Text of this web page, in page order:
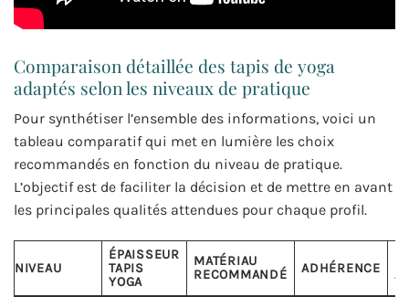
Comparaison détaillée des tapis de yoga
adaptés selon les niveaux de pratique
Pour synthétiser l’ensemble des informations, voici un
tableau comparatif qui met en lumière les choix
recommandés en fonction du niveau de pratique.
L’objectif est de faciliter la décision et de mettre en avant
les principales qualités attendues pour chaque profil.
NIVEAU
ÉPAISSEUR
TAPIS
YOGA
MATÉRIAU
RECOMMANDÉ
ADHÉRENCE